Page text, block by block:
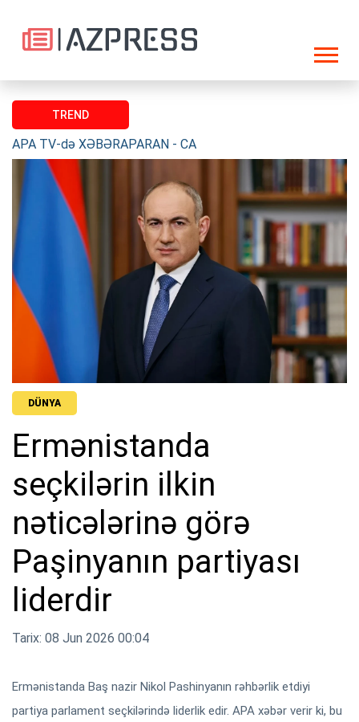
TREND
APA TV-də XƏBƏRAPARAN - CANLI
DÜNYA
Ermənistanda
seçkilərin ilkin
nəticələrinə görə
Paşinyanın partiyası
liderdir
Tarix: 08 Jun 2026 00:04
Ermənistanda Baş nazir Nikol Pashinyanın rəhbərlik etdiyi
partiya parlament seçkilərində liderlik edir. APA xəbər verir ki, bu